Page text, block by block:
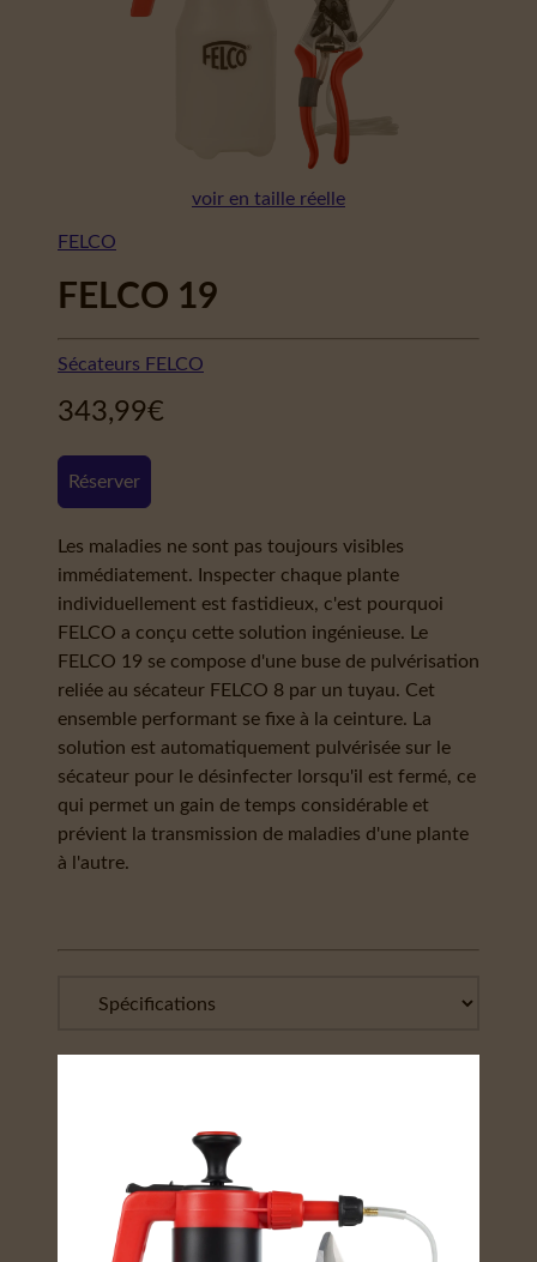
voir en taille réelle
FELCO
FELCO 19
Sécateurs FELCO
343,99€
Réserver
Les maladies ne sont pas toujours visibles
immédiatement. Inspecter chaque plante
individuellement est fastidieux, c'est pourquoi
FELCO a conçu cette solution ingénieuse. Le
FELCO 19 se compose d'une buse de pulvérisation
reliée au sécateur FELCO 8 par un tuyau. Cet
ensemble performant se fixe à la ceinture. La
solution est automatiquement pulvérisée sur le
sécateur pour le désinfecter lorsqu'il est fermé, ce
qui permet un gain de temps considérable et
prévient la transmission de maladies d'une plante
à l'autre.